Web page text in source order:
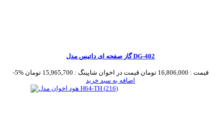
گاز صفحه ای داتیس مدل DG-402
-5% قیمت : 16,806,000 تومان قیمت در اخوان شاپینگ : 15,965,700 تومان
اضافه به سبد خرید